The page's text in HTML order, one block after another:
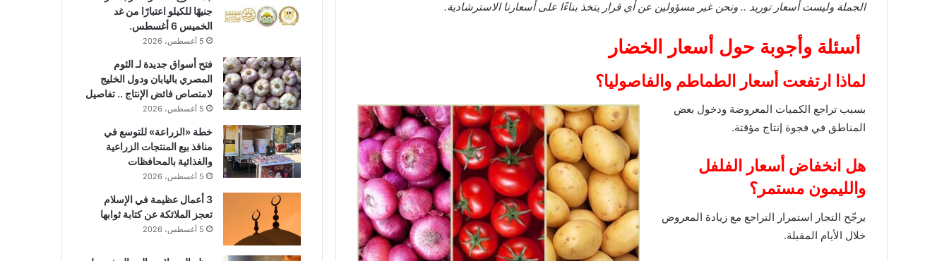
الجملة وليست أسعار توريد .. ونحن غير مسؤولين عن أي قرار يتخذ بناءًا على أسعارنا الاسترشادية.
أسئلة وأجوبة حول أسعار الخضار
لماذا ارتفعت أسعار الطماطم والفاصوليا؟
بسبب تراجع الكميات المعروضة ودخول بعض
المناطق في فجوة إنتاج مؤقتة.
هل انخفاض أسعار الفلفل
والليمون مستمر؟
يرجّح التجار استمرار التراجع مع زيادة المعروض
خلال الأيام المقبلة.
جنيهًا للكيلو اعتبارًا من غد
الخميس 6 أغسطس.
5 أغسطس، 2026
فتح أسواق جديدة لـ الثوم
المصري باليابان ودول الخليج
لامتصاص فائض الإنتاج .. تفاصيل
5 أغسطس، 2026
خطة «الزراعة» للتوسع في
منافذ بيع المنتجات الزراعية
والغذائية بالمحافظات
5 أغسطس، 2026
3 أعمال عظيمة في الإسلام
تعجز الملائكة عن كتابة ثوابها
5 أغسطس، 2026